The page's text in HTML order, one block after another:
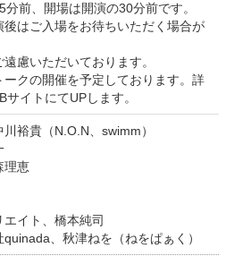
分前、開場は開演の30分前です。
後はご入場をお待ちいただく場合が
慮いただいております。
ークの開催を予定しております。詳
イトにてUPします。
裕貴（N.O.N、swimm）
理恵
エイト、橋本純司
quinada、秋津ねを（ねをぱぁく）